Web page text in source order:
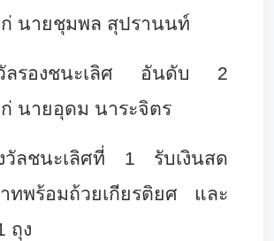
นายชุมพล สุปรานนท์
วัลรองชนะเลิศ อันดับ 2
นายอุดม นาระจิตร
ลชนะเลิศที่ 1 รับเงินสด
ทพร้อมถ้วยเกียรติยศ และ
ถุง